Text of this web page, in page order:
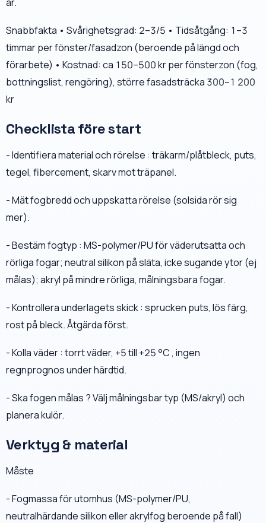
Snabbfakta • Svårighetsgrad: 2–3/5 • Tidsåtgång: 1–3
timmar per fönster/fasadzon (beroende på längd och
förarbete) • Kostnad: ca 150–500 kr per fönsterzon (fog,
bottningslist, rengöring), större fasadsträcka 300–1 200
kr
Checklista före start
- Identifiera material och rörelse : träkarm/plåtbleck, puts,
tegel, fibercement, skarv mot träpanel.
- Mät fogbredd och uppskatta rörelse (solsida rör sig
mer).
- Bestäm fogtyp : MS-polymer/PU för väderutsatta och
rörliga fogar; neutral silikon på släta, icke sugande ytor (ej
målas); akryl på mindre rörliga, målningsbara fogar.
- Kontrollera underlagets skick : sprucken puts, lös färg,
rost på bleck. Åtgärda först.
- Kolla väder : torrt väder, +5 till +25 °C , ingen
regnprognos under härdtid.
- Ska fogen målas ? Välj målningsbar typ (MS/akryl) och
planera kulör.
Verktyg & material
Måste
- Fogmassa för utomhus (MS-polymer/PU,
neutralhärdande silikon eller akrylfog beroende på fall)